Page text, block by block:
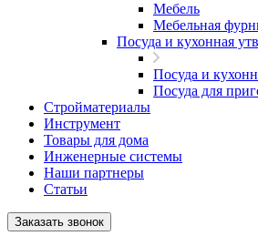
Мебель
Мебельная
Посуда и кухонная
Посуда и
Посуда для
Стройматериалы
Инструмент
Товары для дома
Инженерные системы
Наши партнеры
Статьи
Заказать звонок